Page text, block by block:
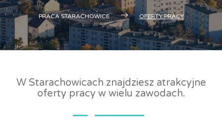
PRACA STARACHOWICE OFERTY PRACY
W Starachowicach znajdziesz atrakcyjne
oferty pracy w wielu zawodach.